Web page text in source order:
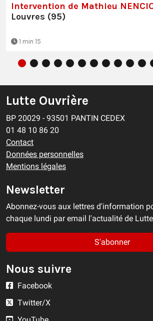
Intervention de Mathieu
Louvres (95)
1 min 15
Lutte Ouvrière
BP 20029 - 93501 PANTIN CEDEX
01 48 10 86 20
Contact
Données personnelles
Mentions légales
Newsletter
Abonnez-vous aux lettres d'information
chaque lundi par email l'actualité de
S'abonner
Nous suivre
Facebook
Twitter/X